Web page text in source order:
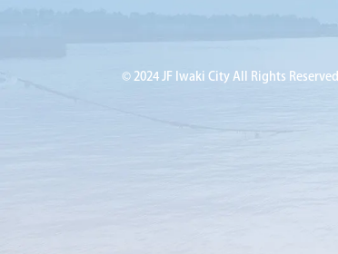
© 2024 JF Iwaki City All Rights Reserved.